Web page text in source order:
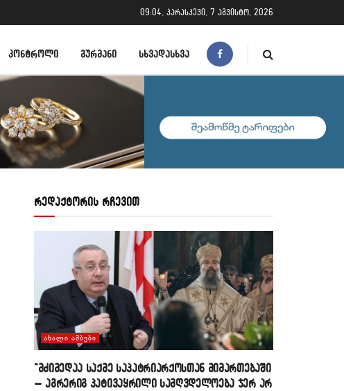
09:04, პარასკევი, 7 აგვისტო, 2026
ᲙᲝᲜᲢᲠᲝᲚᲘ ᲒᲣᲠᲛᲐᲜᲘ ᲡᲮᲕᲐᲓᲐᲡᲮᲕᲐ
რედაქტორის რჩევით
ᲐᲮᲐᲚᲘ ᲐᲛᲑᲔᲑᲘ
“მძიმედაა საქმე საპატრიარქოსთან მიმართებაში
– აგრერიგ პატივაყრილი სამღვდელოება ჯერ არ